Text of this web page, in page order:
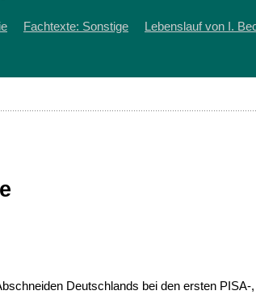
Fachtexte: Sonstige Lebenslauf von I.
Deutschlands bei den ersten